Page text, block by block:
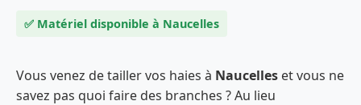
✅ Matériel disponible à Naucelles
Vous venez de tailler vos haies à Naucelles et vous ne
savez pas quoi faire des branches ? Au lieu